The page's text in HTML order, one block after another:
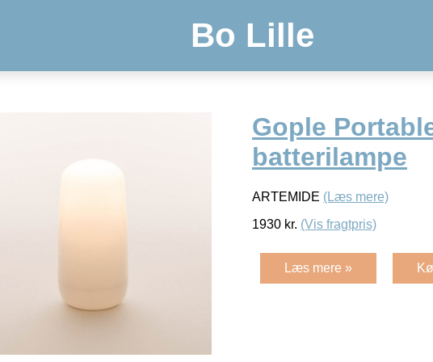
Bo Lille
Gople
batterilampe
ARTEMIDE (Læs mere)
1930 kr. (Vis fragtpris)
Læs mere »